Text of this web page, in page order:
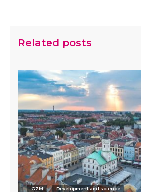
Related posts
GZM Development and science